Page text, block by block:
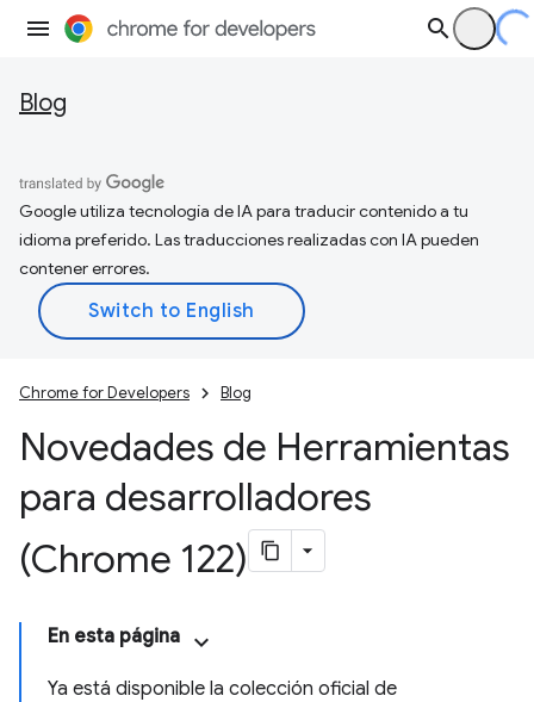
Blog
Google utiliza tecnología de IA para traducir contenido a tu
idioma preferido. Las traducciones realizadas con IA pueden
contener errores.
Chrome for Developers Blog
Novedades de Herramientas
para desarrolladores
(Chrome 122)
En esta página
Ya está disponible la colección oficial de